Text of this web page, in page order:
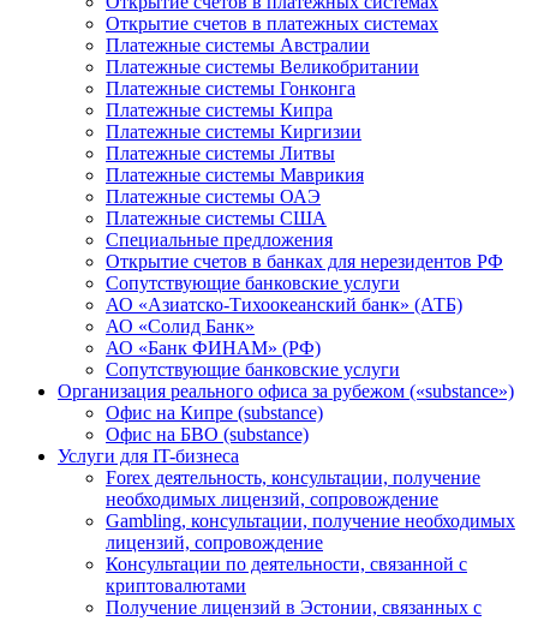
Открытие счетов в платежных системах
Платежные системы Австралии
Платежные системы Великобритании
Платежные системы Гонконга
Платежные системы Кипра
Платежные системы Киргизии
Платежные системы Литвы
Платежные системы Маврикия
Платежные системы ОАЭ
Платежные системы США
Специальные предложения
Открытие счетов в банках для нерезидентов РФ
Сопутствующие банковские услуги
АО «Азиатско-Тихоокеанский банк» (АТБ)
АО «Солид Банк»
АО «Банк ФИНАМ» (РФ)
Сопутствующие банковские услуги
Организация реального офиса за рубежом («substance»)
Офис на Кипре (substance)
Офис на БВО (substance)
Услуги для IT-бизнеса
Forex деятельность, консультации, получение
необходимых лицензий, сопровождение
Gambling, консультации, получение необходимых
лицензий, сопровождение
Консультации по деятельности, связанной с
криптовалютами
Получение лицензий в Эстонии, связанных с